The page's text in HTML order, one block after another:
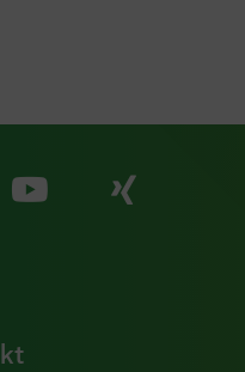
Facebook
Zu
unserer